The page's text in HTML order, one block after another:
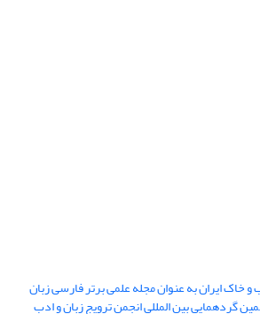
خاک ایران به عنوان مجله علمی برتر فارسی زبان
پانزدهمین گردهمایی بین المللی انجمن ترویج زبان و ادب